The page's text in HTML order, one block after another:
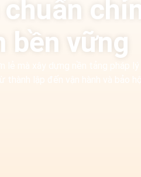
bền vững